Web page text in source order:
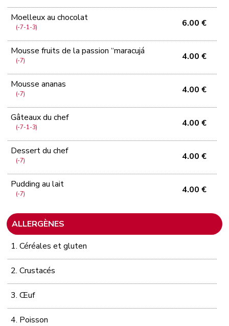
Moelleux au chocolat
(-7-1-3) 6.00 €
Mousse fruits de la passion “maracujá
(-7) 4.00 €
Mousse ananas
(-7) 4.00 €
Gâteaux du chef
(-7-1-3) 4.00 €
Dessert du chef
(-7) 4.00 €
Pudding au lait
(-7) 4.00 €
ALLERGÈNES
1. Céréales et gluten
2. Crustacés
3. Œuf
4. Poisson